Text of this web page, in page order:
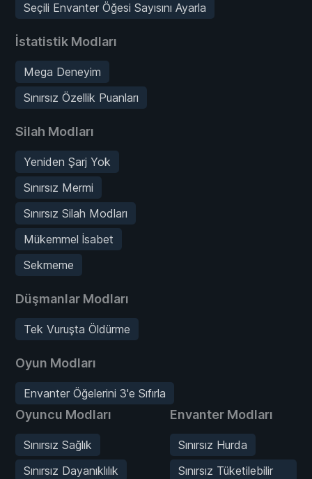
Seçili Envanter Öğesi Sayısını Ayarla
İstatistik Modları
Mega Deneyim
Sınırsız Özellik Puanları
Silah Modları
Yeniden Şarj Yok
Sınırsız Mermi
Sınırsız Silah Modları
Mükemmel İsabet
Sekmeme
Düşmanlar Modları
Tek Vuruşta Öldürme
Oyun Modları
Envanter Öğelerini 3'e Sıfırla
Oyuncu Modları
Sınırsız Sağlık
Sınırsız Dayanıklılık
Envanter Modları
Sınırsız Hurda
Sınırsız Tüketilebilir